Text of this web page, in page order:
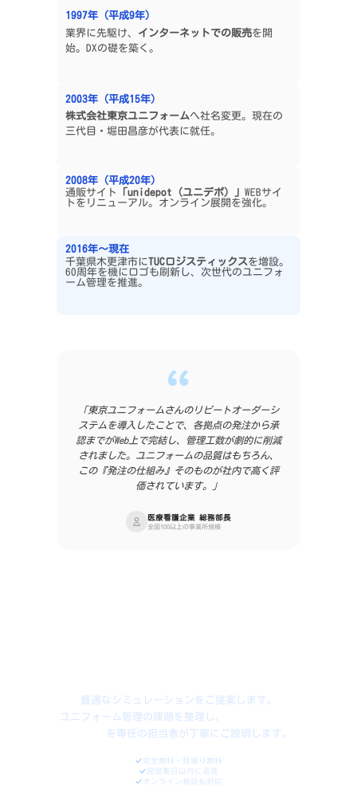
1997年（平成9年）
業界に先駆け、 インターネットでの販売を開
始。DXの礎を築く。
2003年（平成15年）
株式会社東京ユニフォームへ社名変更。現在の
三代目・堀田昌彦が代表に就任。
2008年（平成20年）
通販サイト
「unidepot（ユニデポ）」 WEBサイ
トをリニューアル。オンライン展開を強化。
2016年〜現在
千葉県木更津市にTUCロジスティックスを増設。
60周年を機にロゴも刷新し、次世代のユニフォ
ーム管理を推進。
「東京ユニフォームさんのリピートオーダーシ
ステムを導入したことで、各拠点の発注から承
認までがWeb上で完結し、管理工数が劇的に削減
されました。ユニフォームの品質はもちろん、
この『発注の仕組み』そのものが社内で高く評
価されています。」
医療看護企業 総務部長
全国100以上の事業所規模
最適なシミュレーションをご提案します。
ユニフォーム管理の課題を整理し、
を専任の担当者が丁寧にご説明します。
完全無料・見積り無料
翌営業日以内に返答
オンライン相談も対応